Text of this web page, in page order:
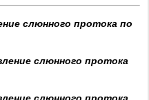
слюнного протока по